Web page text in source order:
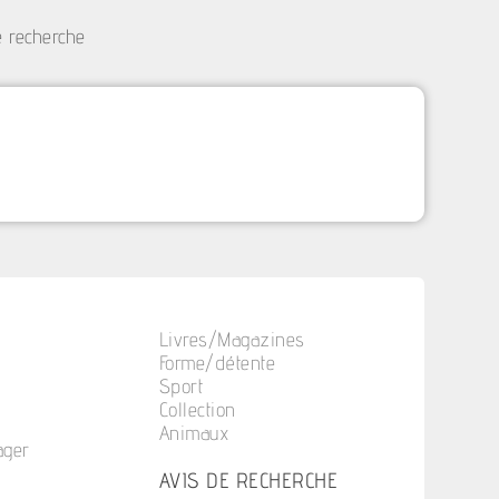
recherche
Livres/Magazines
Forme/détente
Sport
Collection
Animaux
AVIS DE RECHERCHE